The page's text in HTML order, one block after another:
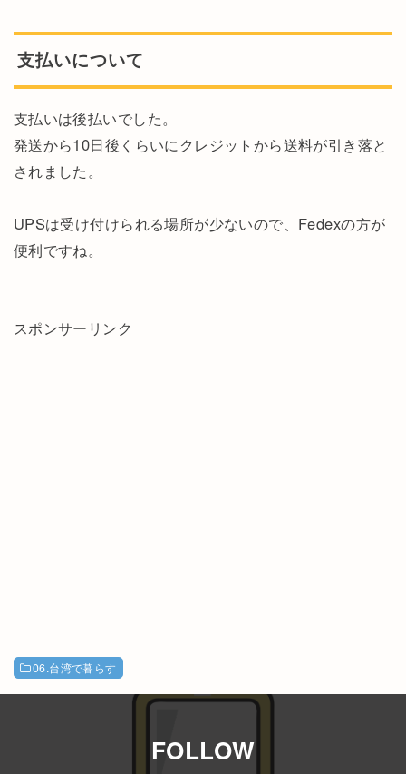
支払いについて
支払いは後払いでした。
発送から10日後くらいにクレジットから送料が引き落と
されました。
UPSは受け付けられる場所が少ないので、Fedexの方が
便利ですね。
スポンサーリンク
06.台湾で暮らす
FOLLOW